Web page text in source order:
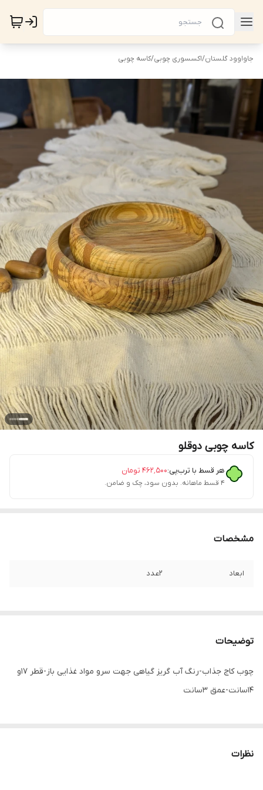
جاواوود گلستان/اکسسوری چوبی/کاسه چوبی
کاسه چوبی دوقلو
هر قسط با ترب‌پی:۴۶۲٬۵۰۰ تومان
۴ قسط ماهانه. بدون سود، چک و ضامن.
مشخصات
ابعاد 2عدد
توضیحات
چوب کاج جذاب-رنگ آب گریز گیاهی جهت سرو مواد غذایی باز-قطر 17و
14سانت-عمق 3سانت
نظرات